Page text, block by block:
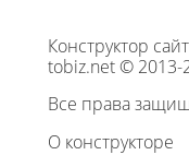
Конструктор
tobiz.net © 2013-
Все права
О конструкторе